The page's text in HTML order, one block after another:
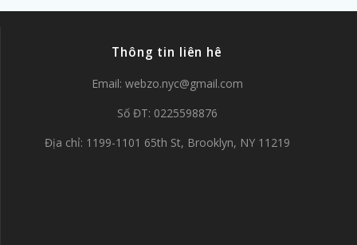
Thông tin liên hê
Email: webzo.nyc@gmail.com
Số ĐT: 0225598876
Địa chỉ: 1199-1101 65th St, Brooklyn, NY 11219